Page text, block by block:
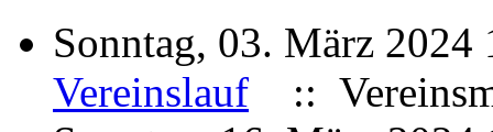
Sonntag, 03. März 2024
Vereinslauf
::